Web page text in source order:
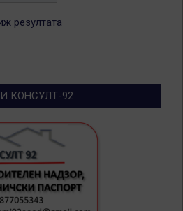
резултата
КОНСУЛТ-92